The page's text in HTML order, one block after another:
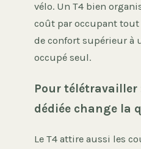
vélo. Un T4 bien
coût par occupant
de confort supérieur à
occupé seul.
Pour télétravailler
dédiée change la
Le T4 attire aussi les